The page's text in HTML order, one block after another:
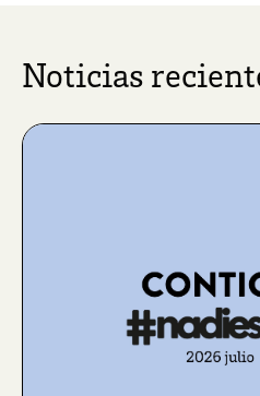
Noticias